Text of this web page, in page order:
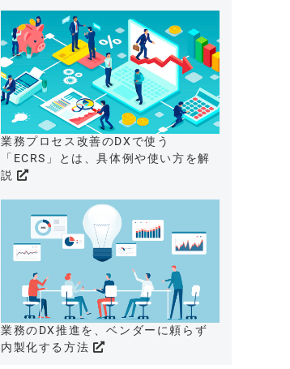
業務プロセス改善のDXで使う
「ECRS」とは、具体例や使い方を解
説
業務のDX推進を、ベンダーに頼らず
内製化する方法